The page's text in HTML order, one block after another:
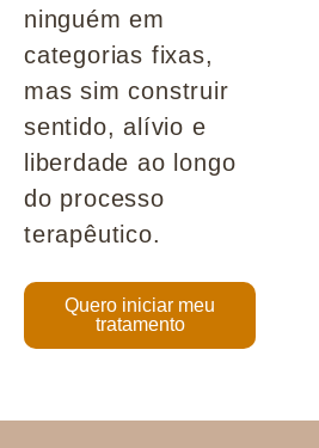
ninguém em
categorias fixas,
mas sim construir
sentido, alívio e
liberdade ao longo
do processo
terapêutico.
Quero iniciar meu
tratamento